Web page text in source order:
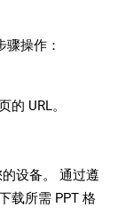
操作：
URL。
设备。 通过遵
载所需 PPT 格